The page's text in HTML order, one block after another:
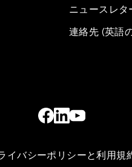
ニュースレタ
連絡先 (英語
イバシーポリシーと利用規